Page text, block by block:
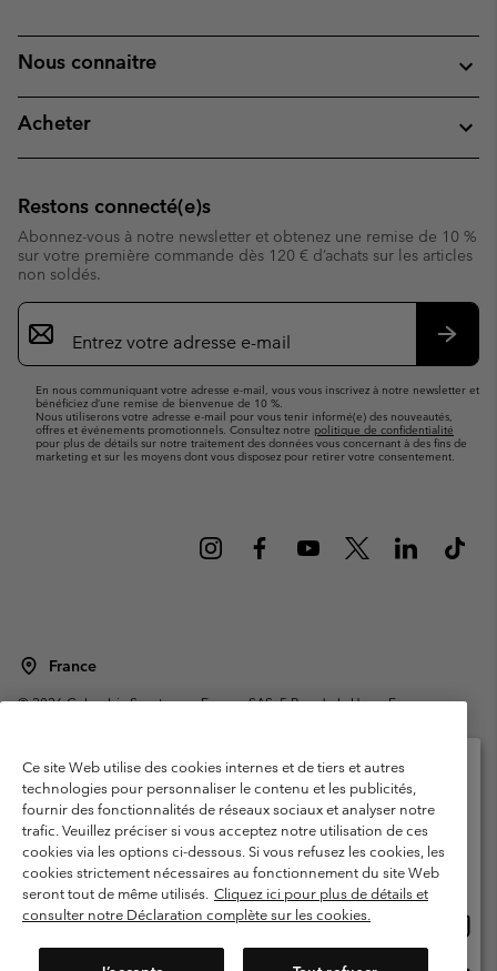
Nous connaitre
Acheter
Restons connecté(e)s
Abonnez-vous à notre newsletter et obtenez une remise de 10 %
sur votre première commande dès 120 € d’achats sur les articles
non soldés.
Inscription
par
e-
En nous communiquant votre adresse e-mail, vous vous inscrivez à notre newsletter et
bénéficiez d’une remise de bienvenue de 10 %.
Nous utiliserons votre adresse e-mail pour vous tenir informé(e) des nouveautés,
offres et événements promotionnels. Consultez notre politique de confidentialité
pour plus de détails sur notre traitement des données vous concernant à des fins de
marketing et sur les moyens dont vous disposez pour retirer votre consentement.
France
©2026Columbia Sportswear Europe SAS. 5 Rue de la Haye, Espace
Garanties Légales
Politique de confidentialité
Conditions d'utilisation - Membres
Conditions D'utilisation - Contenu généré par l'utilisateur
Impressum
Cookies
Public CBCR
Ce site Web utilise des cookies internes et de tiers et autres
technologies pour personnaliser le contenu et les publicités,
fournir des fonctionnalités de réseaux sociaux et analyser notre
trafic. Veuillez préciser si vous acceptez notre utilisation de ces
cookies via les options ci-dessous. Si vous refusez les cookies, les
cookies strictement nécessaires au fonctionnement du site Web
seront tout de même utilisés. Cliquez ici pour plus de détails et
consulter notre Déclaration complète sur les cookies.
Veuillez sélectionner votre pays d’expédition et
votre langue
Achats en ligne disponibles
United States
ligne